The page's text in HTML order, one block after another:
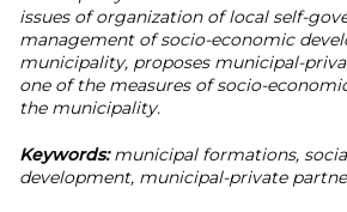
issues of organization of local self-
management of socio-economic
municipality, proposes municipal-
one of the measures of socio-
the municipality.
Keywords:municipal formations,
development, municipal-private